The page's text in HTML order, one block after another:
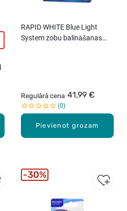
Pievienot grozam
RAPID WHITE Blue Light
System zobu balināšanas
Regulārā cena 41,99 €
0
30%